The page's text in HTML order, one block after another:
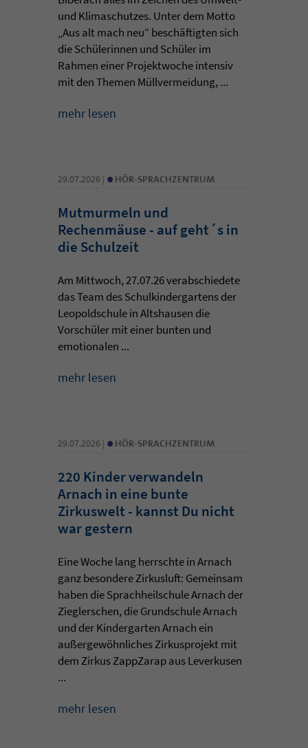
und Klimaschutzes. Unter dem Motto
„Aus alt mach neu“ beschäftigten sich
die Schülerinnen und Schüler im
Rahmen einer Projektwoche intensiv
mit den Themen Müllvermeidung, ...
mehr lesen
29.07.2026 | • HÖR-SPRACHZENTRUM
Mutmurmeln und
Rechenmäuse - auf geht´s in
die Schulzeit
Am Mittwoch, 27.07.26 verabschiedete
das Team des Schulkindergartens der
Leopoldschule in Altshausen die
Vorschüler mit einer bunten und
emotionalen ...
mehr lesen
29.07.2026 | • HÖR-SPRACHZENTRUM
220 Kinder verwandeln
Arnach in eine bunte
Zirkuswelt - kannst Du nicht
war gestern
Eine Woche lang herrschte in Arnach
ganz besondere Zirkusluft: Gemeinsam
haben die Sprachheilschule Arnach der
Zieglerschen, die Grundschule Arnach
und der Kindergarten Arnach ein
außergewöhnliches Zirkusprojekt mit
dem Zirkus ZappZarap aus Leverkusen
...
mehr lesen